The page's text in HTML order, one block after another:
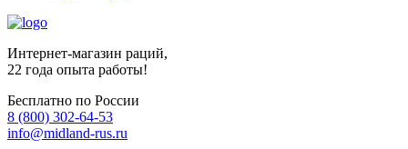
Интернет-магазин раций,
22 года опыта работы!
Бесплатно по России
8 (800) 302-64-53
info@midland-rus.ru